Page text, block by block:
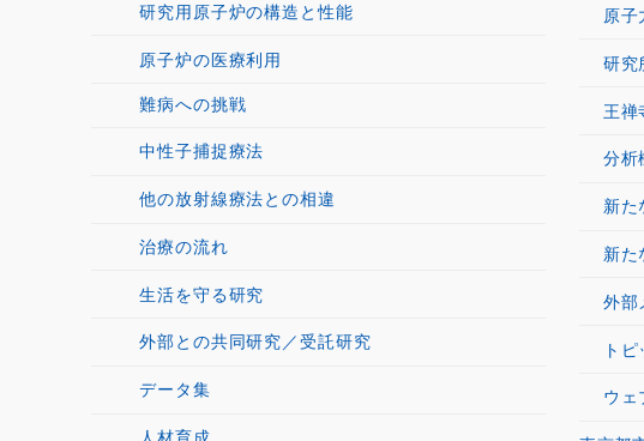
研究用原子炉の構造と性能
原子炉の医療利用
難病への挑戦
中性子捕捉療法
他の放射線療法との相違
治療の流れ
生活を守る研究
外部との共同研究／受託研究
データ集
人材育成
原
研究
王禅
分析
新た
新た
外部
トピ
ウェ